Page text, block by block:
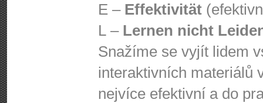
E – Effektivität
L – Lernen nicht
Snažíme se vyjít lidem
interaktivních materiálů
nejvíce efektivní a do